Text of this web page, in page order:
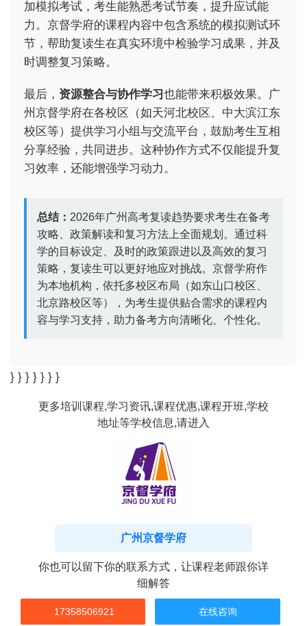
加模拟考试，考生能熟悉考试节奏，提升应试能
力。京督学府的课程内容中包含系统的模拟测试环
节，帮助复读生在真实环境中检验学习成果，并及
时调整复习策略。
最后， 资源整合与协作学习 也能带来积极效果。广
州京督学府在各校区（如天河北校区、中大滨江东
校区等）提供学习小组与交流平台，鼓励考生互相
分享经验，共同进步。这种协作方式不仅能提升复
习效率，还能增强学习动力。
总结： 2026年广州高考复读趋势要求考生在备考
攻略、政策解读和复习方法上全面规划。通过科
学的目标设定、及时的政策跟进以及高效的复习
策略，复读生可以更好地应对挑战。京督学府作
为本地机构，依托多校区布局（如东山口校区、
北京路校区等），为考生提供贴合需求的课程内
容与学习支持，助力备考方向清晰化、个性化。
} } } } } } }
更多培训课程,学习资讯,课程优惠,课程开班,学校
地址等学校信息,请进入
广州京督学府
你也可以留下你的联系方式，让课程老师跟你详
细解答
17358506921 在线咨询